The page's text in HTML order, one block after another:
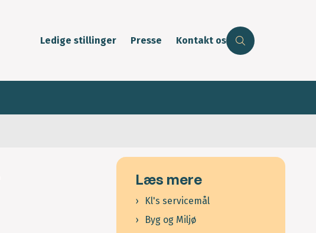
Ledige stillinger Presse Kontakt os
Læs mere
Kl's servicemål
Byg og Miljø